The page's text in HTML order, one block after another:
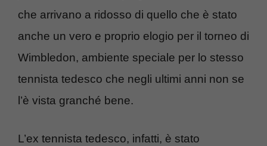
che arrivano a ridosso di quello che è stato
anche un vero e proprio elogio per il torneo di
Wimbledon, ambiente speciale per lo stesso
tennista tedesco che negli ultimi anni non se
l’è vista granché bene.
L’ex tennista tedesco, infatti, è stato